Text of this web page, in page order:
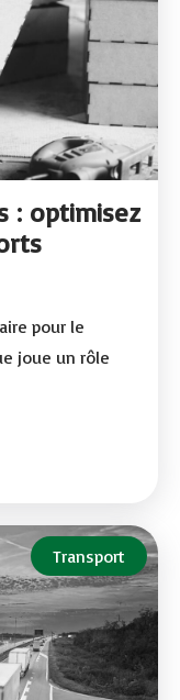
: optimisez
pour le
joue un rôle
Transport